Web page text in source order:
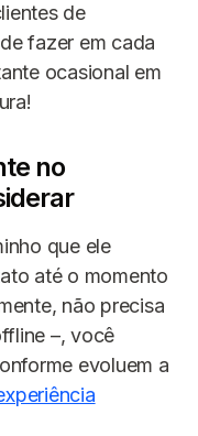
de
fazer em cada
ocasional em
no
que ele
até o momento
não precisa
–, você
evoluem a